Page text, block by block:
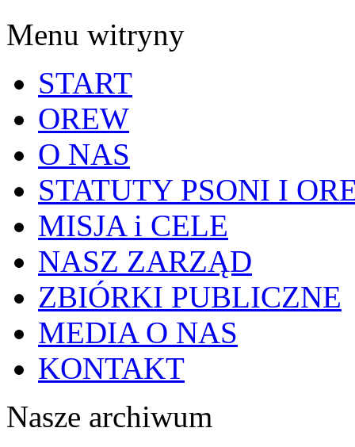
Menu witryny
START
OREW
O NAS
STATUTY PSONI I
MISJA i CELE
NASZ ZARZĄD
ZBIÓRKI PUBLICZNE
MEDIA O NAS
KONTAKT
Nasze archiwum